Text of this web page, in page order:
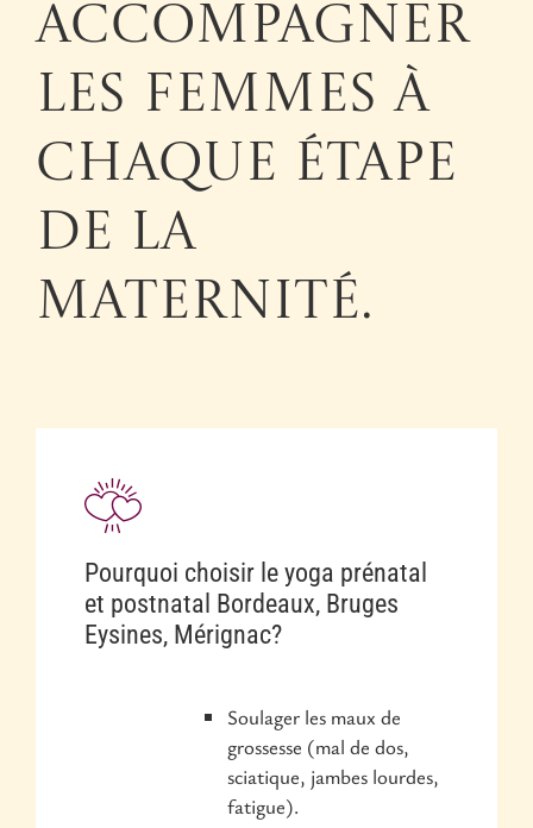
accompagner
les femmes à
chaque étape
de la
maternité.
Pourquoi choisir le yoga prénatal
et postnatal Bordeaux, Bruges
Eysines, Mérignac?
Soulager les maux de
grossesse (mal de dos,
sciatique, jambes lourdes,
fatigue).